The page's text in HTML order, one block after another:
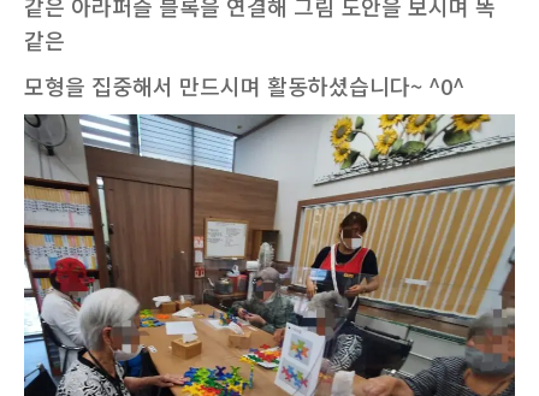
같은 아라퍼즐 블록을 연결해 그림 도안을 보시며 똑
같은
모형을 집중해서 만드시며 활동하셨습니다~ ^0^